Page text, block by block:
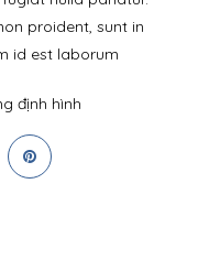
proident, sunt in
id est laborum
định hình